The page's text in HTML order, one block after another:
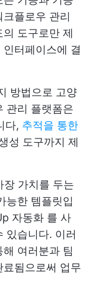
플로우 관리
도구로만 제
터페이스에 결
방법으로 고양
관리 플랫폼은
다, 추적을 통한
성 도구까지 제
가치를 두는
능한 템플릿입
자동화 를 사
있습니다. 이러
여러분과 팀
됨으로써 업무